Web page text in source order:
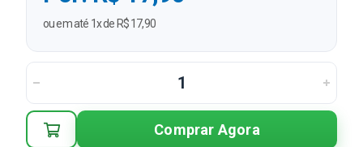
ou em até 1x de R$ 17,90
Comprar Agora